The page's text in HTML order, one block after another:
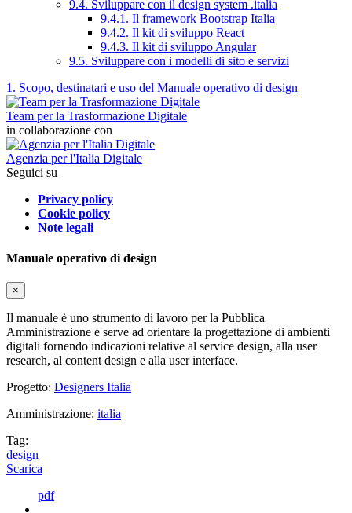
9.4. Sviluppare con il design system .italia
9.4.1. Il framework Bootstrap Italia
9.4.2. Il kit di sviluppo React
9.4.3. Il kit di sviluppo Angular
9.5. Sviluppare con i modelli di sito e servizi
1. Scopo, destinatari e uso del Manuale operativo di design
Team per la Trasformazione Digitale
in collaborazione con
Agenzia per l'Italia Digitale
Seguici su
Privacy policy
Cookie policy
Note legali
Manuale operativo di design
×
Il manuale è uno strumento di lavoro per la Pubblica
Amministrazione e serve ad orientare la progettazione di ambienti
digitali fornendo indicazioni relative al service design, alla user
research, al content design e alla user interface.
Progetto: Designers Italia
Amministrazione: italia
Tag:
design
Scarica
pdf